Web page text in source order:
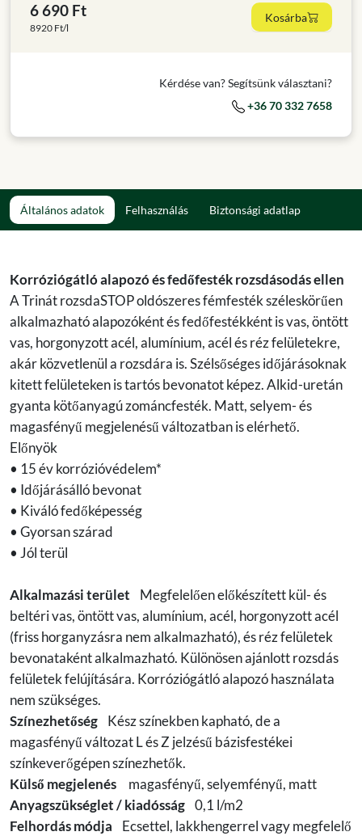
6 690 Ft
8920 Ft/l
Kosárba
Kérdése van? Segítsünk választani?
+36 70 332 7658
Általános adatok Felhasználás Biztonsági adatlap
Korróziógátló alapozó és fedőfesték rozsdásodás ellen
A Trinát rozsdaSTOP oldószeres fémfesték széleskörűen
alkalmazható alapozóként és fedőfestékként is vas, öntött
vas, horgonyzott acél, alumínium, acél és réz felületekre,
akár közvetlenül a rozsdára is. Szélsőséges időjárásoknak
kitett felületeken is tartós bevonatot képez. Alkid-uretán
gyanta kötőanyagú zománcfesték. Matt, selyem- és
magasfényű megjelenésű változatban is elérhető.
Előnyök
• 15 év korrózióvédelem*
• Időjárásálló bevonat
• Kiváló fedőképesség
• Gyorsan szárad
• Jól terül
Alkalmazási terület Megfelelően előkészített kül- és
beltéri vas, öntött vas, alumínium, acél, horgonyzott acél
(friss horganyzásra nem alkalmazható), és réz felületek
bevonataként alkalmazható. Különösen ajánlott rozsdás
felületek felújítására. Korróziógátló alapozó használata
nem szükséges.
Színezhetőség Kész színekben kapható, de a
magasfényű változat L és Z jelzésű bázisfestékei
színkeverőgépen színezhetők.
Külső megjelenés magasfényű, selyemfényű, matt
Anyagszükséglet / kiadósság 0,1 l/m2
Felhordás módja Ecsettel, lakkhengerrel vagy megfelelő